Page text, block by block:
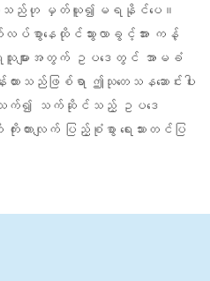
ကြသည်ဟု မှတ်ယူ၍မရနိုင်ပေ။
ပ်စွာနေထိုင်သွားလာခွင့်အား ကန့်
သူများအတွက် ဥပဒေတွင် အာမခံ
ည်ဖြစ်ရာ ဤသုတေသနဆောင်းပါး
သက်၍ သက်ဆိုင်သည့် ဥပဒေ
ကိုးကားလျက် ပြည့်စုံစွာ ရေးသားတင်ပြ